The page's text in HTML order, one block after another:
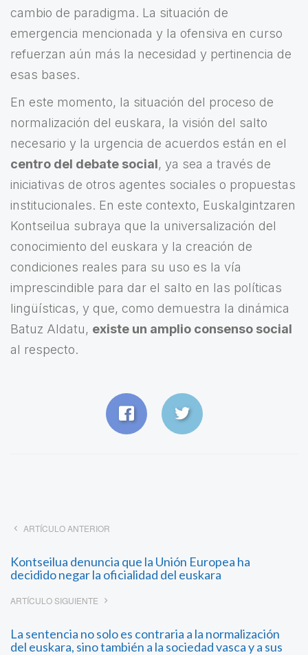
cambio de paradigma. La situación de
emergencia mencionada y la ofensiva en curso
refuerzan aún más la necesidad y pertinencia de
esas bases.
En este momento, la situación del proceso de
normalización del euskara, la visión del salto
necesario y la urgencia de acuerdos están en el
centro del debate social, ya sea a través de
iniciativas de otros agentes sociales o propuestas
institucionales. En este contexto, Euskalgintzaren
Kontseilua subraya que la universalización del
conocimiento del euskara y la creación de
condiciones reales para su uso es la vía
imprescindible para dar el salto en las políticas
lingüísticas, y que, como demuestra la dinámica
Batuz Aldatu, existe un amplio consenso social
al respecto.
ARTÍCULO ANTERIOR
Kontseilua denuncia que la Unión Europea ha
decidido negar la oficialidad del euskara
ARTÍCULO SIGUIENTE
La sentencia no solo es contraria a la normalización
del euskara, sino también a la sociedad vasca y a sus